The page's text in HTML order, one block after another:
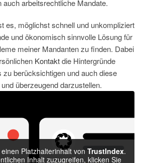
auch arbeitsrechtliche Mandate.
es, möglichst schnell und unkompliziert
und ökonomisch sinnvolle Lösung für
meiner Mandanten zu finden. Dabei
Kontaktdie Hintergründe
zu berücksichtigen und auch diese
überzeugend darzustellen.
Platzhalterinhalt von TrustIndex.
Inhalt zuzugreifen, klicken Sie